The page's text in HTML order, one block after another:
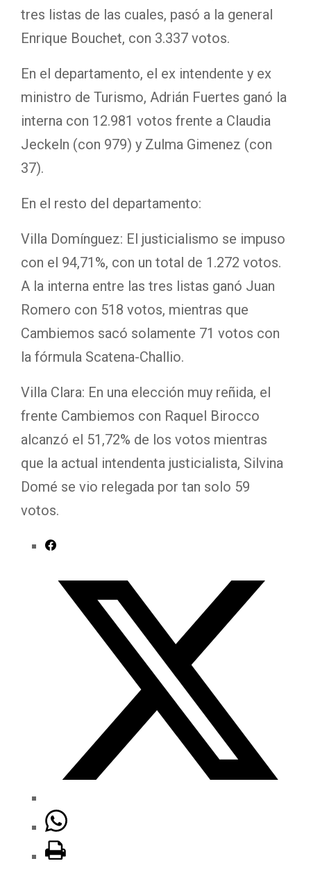
tres listas de las cuales, pasó a la general
Enrique Bouchet, con 3.337 votos.
En el departamento, el ex intendente y ex
ministro de Turismo, Adrián Fuertes ganó la
interna con 12.981 votos frente a Claudia
Jeckeln (con 979) y Zulma Gimenez (con
37).
En el resto del departamento:
Villa Domínguez: El justicialismo se impuso
con el 94,71%, con un total de 1.272 votos.
A la interna entre las tres listas ganó Juan
Romero con 518 votos, mientras que
Cambiemos sacó solamente 71 votos con
la fórmula Scatena-Challio.
Villa Clara: En una elección muy reñida, el
frente Cambiemos con Raquel Birocco
alcanzó el 51,72% de los votos mientras
que la actual intendenta justicialista, Silvina
Domé se vio relegada por tan solo 59
votos.